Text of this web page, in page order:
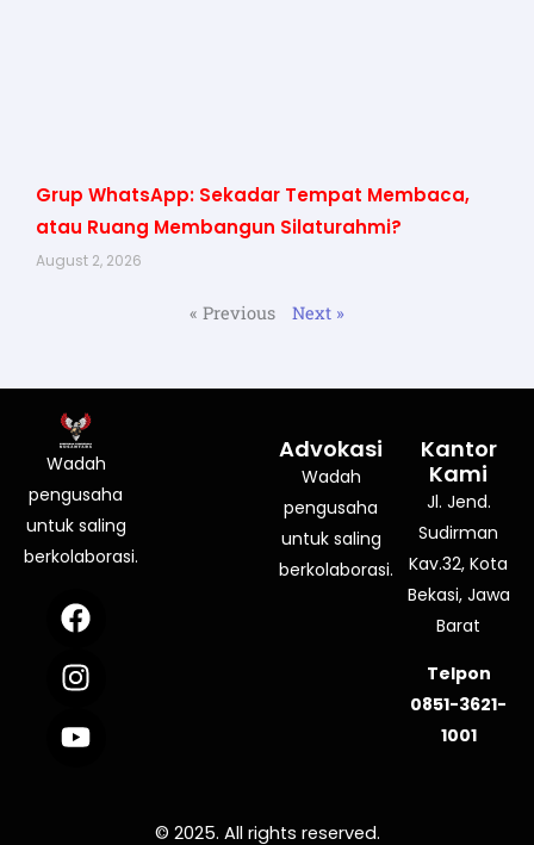
Grup WhatsApp: Sekadar Tempat Membaca,
atau Ruang Membangun Silaturahmi?
August 2, 2026
« Previous Next »
Wadah
pengusaha
untuk saling
berkolaborasi.
F
a
c
e
b
o
I
n
s
t
a
g
Y
o
u
t
u
b
Advokasi
Wadah
pengusaha
untuk saling
berkolaborasi.
Kantor
Kami
Jl. Jend.
Sudirman
Kav.32, Kota
Bekasi, Jawa
Barat
Telpon
0851-3621-
1001
© 2025. All rights reserved.